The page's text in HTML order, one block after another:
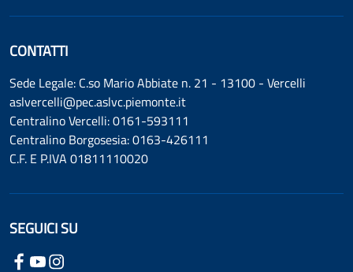
CONTATTI
Sede Legale: C.so Mario Abbiate n. 21 - 13100 - Vercelli
aslvercelli@pec.aslvc.piemonte.it
Centralino Vercelli: 0161-593111
Centralino Borgosesia: 0163-426111
C.F. E P.IVA 01811110020
SEGUICI SU